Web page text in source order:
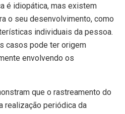
é idiopática, mas existem
o seu desenvolvimento, como
individuais da pessoa.
casos pode ter origem
envolvendo os
que o rastreamento do
realização periódica da